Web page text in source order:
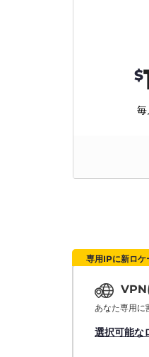
$
毎
専用IPに新ロケ
VPN
あなた専用に
選択可能な